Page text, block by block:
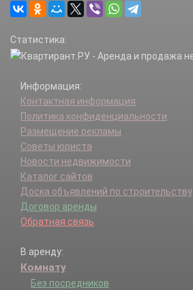
Статистика:
Информация:
Контактная информация
Политика конфиденциальности
Размещение рекламы
Советы юриста
Новости недвижимости
Каталог сайтов
Доска объявлений по строительству
Договор аренды
Обратная связь
В аренду:
Комнату
Без посредников